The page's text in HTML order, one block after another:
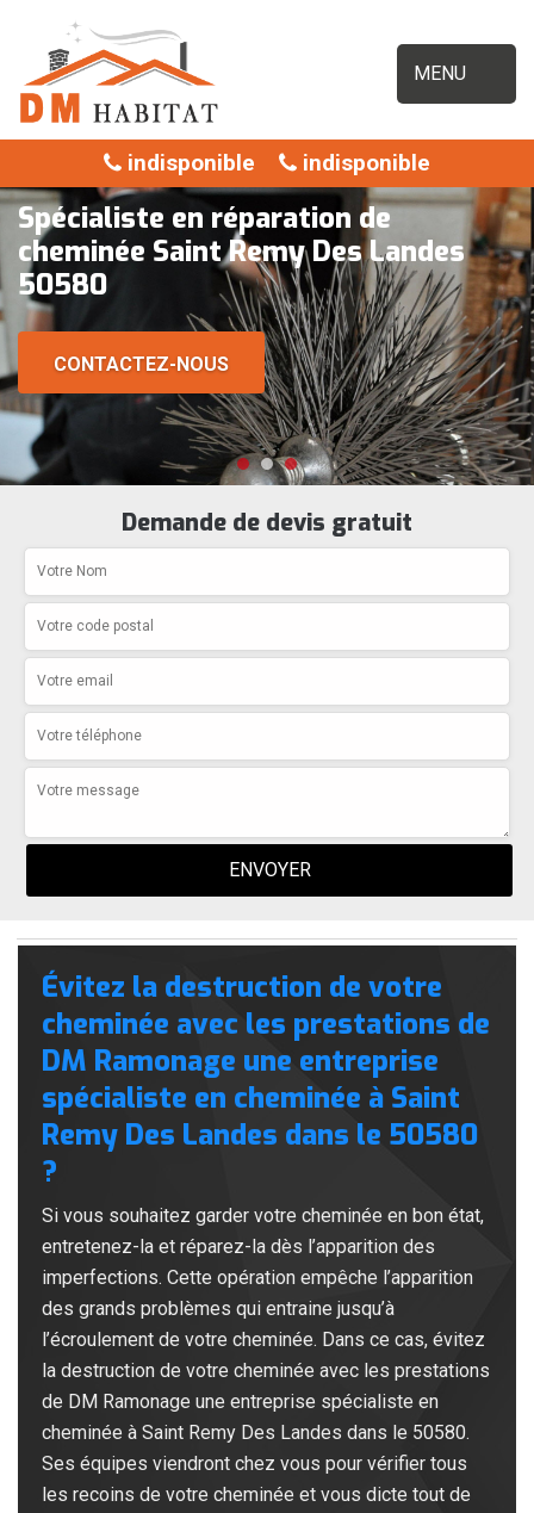
MENU
indisponible indisponible
Spécialiste en réparation de
cheminée Saint Remy Des Landes
50580
CONTACTEZ-NOUS
Demande de devis gratuit
Évitez la destruction de votre
cheminée avec les prestations de
DM Ramonage une entreprise
spécialiste en cheminée à Saint
Remy Des Landes dans le 50580
?
Si vous souhaitez garder votre cheminée en bon état,
entretenez-la et réparez-la dès l’apparition des
imperfections. Cette opération empêche l’apparition
des grands problèmes qui entraine jusqu’à
l’écroulement de votre cheminée. Dans ce cas, évitez
la destruction de votre cheminée avec les prestations
de DM Ramonage une entreprise spécialiste en
cheminée à Saint Remy Des Landes dans le 50580.
Ses équipes viendront chez vous pour vérifier tous
les recoins de votre cheminée et vous dicte tout de